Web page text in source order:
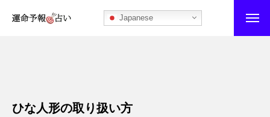
Japanese
あなたの所属部屋を探そう！
ひな人形の取り扱い方